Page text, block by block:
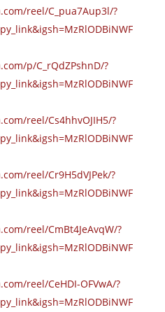
reel/C_pua7Aup3l/?
p/C_rQdZPshnD/?
reel/Cs4hhvOJIH5/?
reel/Cr9H5dVJPek/?
reel/CmBt4JeAvqW/?
reel/CeHDI-OFVwA/?